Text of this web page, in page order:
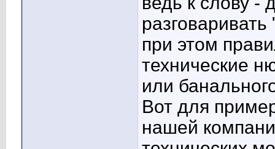
при этом
технические
или
Вот для
нашей